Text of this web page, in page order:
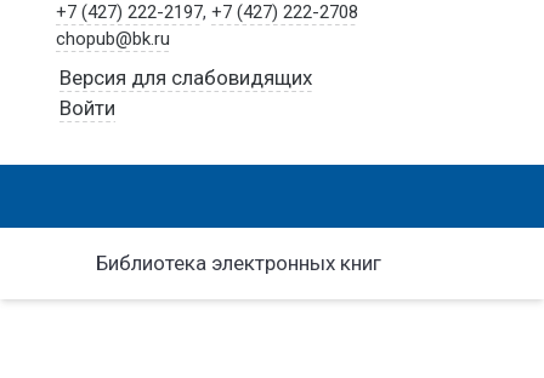
+7 (427) 222-2197,+7 (427) 222-2708
chopub@bk.ru
Версия для слабовидящих
Войти
Библиотека электронных книг